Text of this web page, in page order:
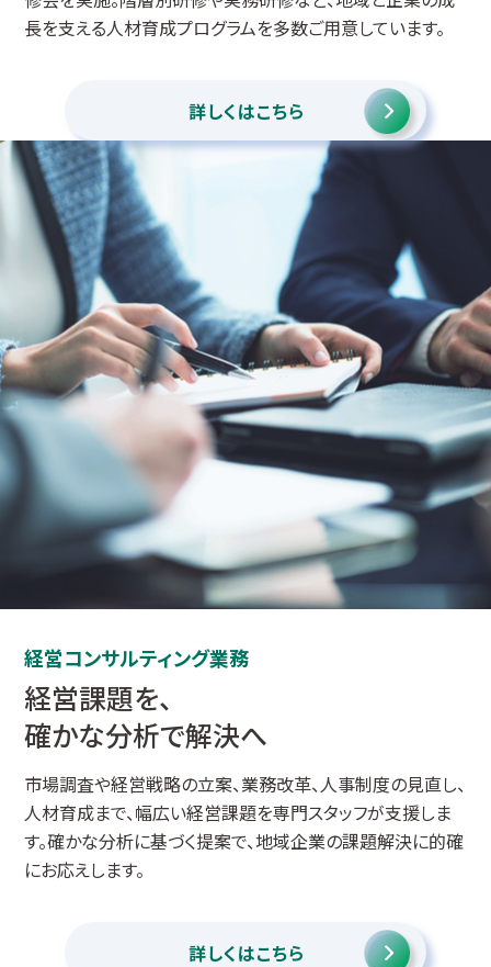
長を支える人材育成プログラムを多数ご用意しています。
詳しくはこちら
経営コンサルティング業務
経営課題を、
確かな分析で解決へ
市場調査や経営戦略の立案、業務改革、人事制度の見直し、
人材育成まで、幅広い経営課題を専門スタッフが支援しま
す。確かな分析に基づく提案で、地域企業の課題解決に的確
にお応えします。
詳しくはこちら